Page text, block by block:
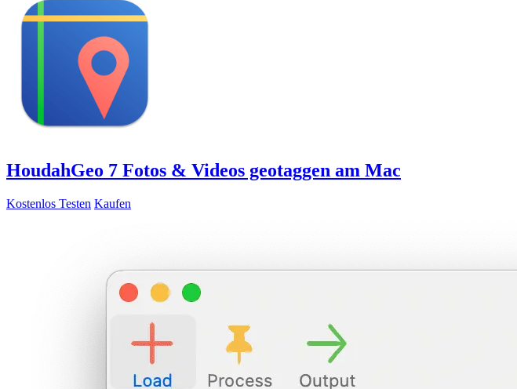
HoudahGeo 7 Fotos & Videos geotaggen am Mac
Kostenlos Testen Kaufen